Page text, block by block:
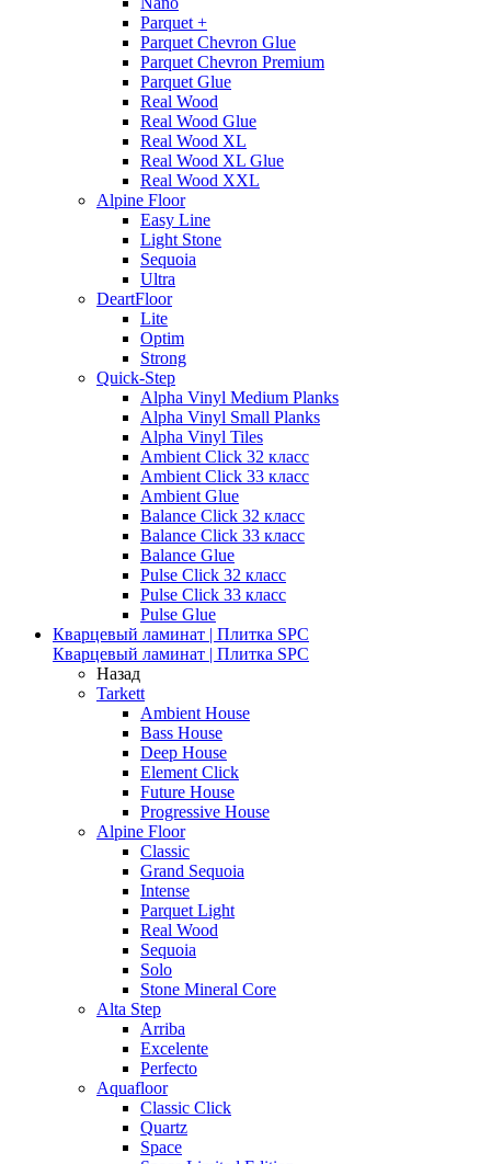
Parquet +
Parquet Chevron Glue
Parquet Chevron Premium
Parquet Glue
Real Wood
Real Wood Glue
Real Wood XL
Real Wood XL Glue
Real Wood XXL
Alpine Floor
Easy Line
Light Stone
Sequoia
Ultra
DeartFloor
Lite
Optim
Strong
Quick-Step
Alpha Vinyl Medium Planks
Alpha Vinyl Small Planks
Alpha Vinyl Tiles
Ambient Click 32 класс
Ambient Click 33 класс
Ambient Glue
Balance Click 32 класс
Balance Click 33 класс
Balance Glue
Pulse Click 32 класс
Pulse Click 33 класс
Pulse Glue
Кварцевый ламинат | Плитка SPC
Кварцевый ламинат | Плитка SPC
Назад
Tarkett
Ambient House
Bass House
Deep House
Element Click
Future House
Progressive House
Alpine Floor
Classic
Grand Sequoia
Intense
Parquet Light
Real Wood
Sequoia
Solo
Stone Mineral Core
Alta Step
Arriba
Excelente
Perfecto
Aquafloor
Classic Click
Quartz
Space